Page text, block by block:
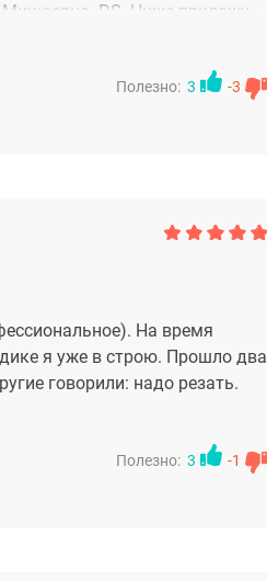
P.S. Ниже приложу
Полезно: 3 -3
На время
я уже в строю. Прошло два
говорили: надо резать.
Полезно: 3 -1